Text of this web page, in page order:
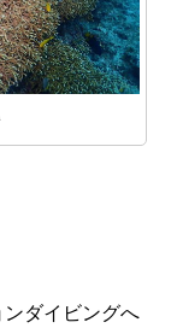
ダイビングへ